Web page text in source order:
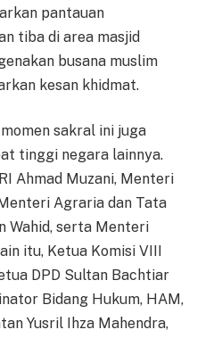
pantauan
tiba di area masjid
busana muslim
kesan khidmat.
sakral ini juga
tinggi negara lainnya.
Ahmad Muzani, Menteri
Agraria dan Tata
Wahid, serta Menteri
itu, Ketua Komisi VIII
DPD Sultan Bachtiar
Bidang Hukum, HAM,
Yusril Ihza Mahendra,